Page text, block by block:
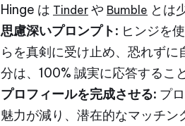
Hinge は Tinder や Bumble とは
思慮深いプロンプト: ヒンジを
らを真剣に受け止め、恐れず
分は、100% 誠実に応答するこ
プロフィールを完成させる: プ
魅力が減り、潜在的なマッチン